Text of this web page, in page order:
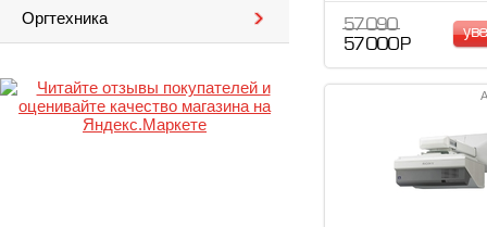
Оргтехника
57 090
57 000 Р